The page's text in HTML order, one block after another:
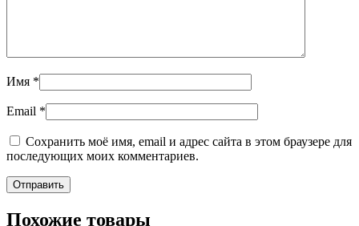
Имя *
Email *
Сохранить моё имя, email и адрес сайта в этом браузере для
последующих моих комментариев.
Похожие товары